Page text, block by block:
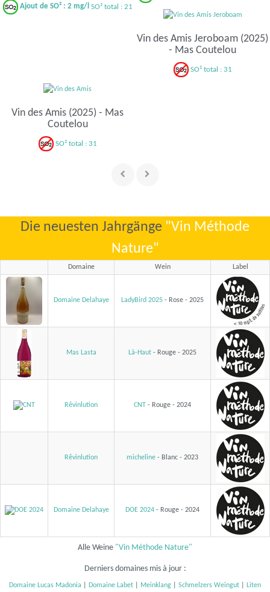
Ajout de SO² : 2 mg/l SO² total : 21
Vin des Amis Jeroboam (2025)
- Mas Coutelou
SO² total : 31
Vin des Amis (2025) - Mas
Coutelou
SO² total : 31
Die neuesten Jahrgänge "Vin Méthode
Nature"
Domaine Wein Label
Domaine Delahaye LadyBird 2025 - Rose - 2025
Mas Lasta Là-Haut - Rouge - 2025
Rêvinlution CNT - Rouge - 2024
Rêvinlution micheline - Blanc - 2023
Domaine Delahaye DOE 2024 - Rouge - 2024
Alle Weine "Vin Méthode Nature"
Derniers domaines mis à jour :
Domaine Lucas Madonia Domaine Labet Meinklang Schmelzers Weingut Liten